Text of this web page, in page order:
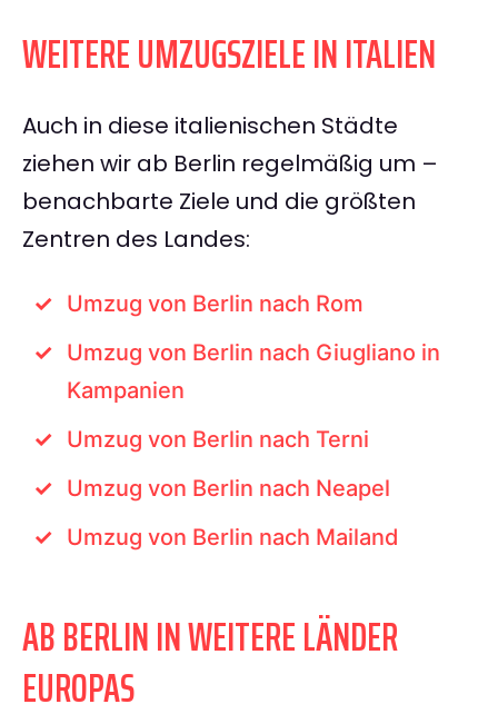
WEITERE UMZUGSZIELE IN ITALIEN
Auch in diese italienischen Städte
ziehen wir ab Berlin regelmäßig um –
benachbarte Ziele und die größten
Zentren des Landes:
Umzug von Berlin nach Rom
Umzug von Berlin nach Giugliano in
Kampanien
Umzug von Berlin nach Terni
Umzug von Berlin nach Neapel
Umzug von Berlin nach Mailand
AB BERLIN IN WEITERE LÄNDER
EUROPAS